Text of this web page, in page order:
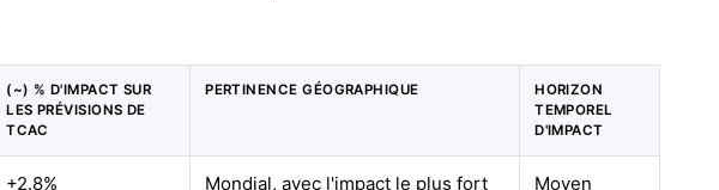
(~) % D'IMPACT SUR
LES PRÉVISIONS DE
TCAC
PERTINENCE GÉOGRAPHIQUE
HORIZON
TEMPOREL
D'IMPACT
+2.8%
Mondial, avec l'impact le plus fort
Moyen